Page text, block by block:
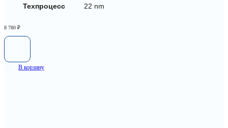
Техпроцесс 22 nm
8 780 ₽
В корзину